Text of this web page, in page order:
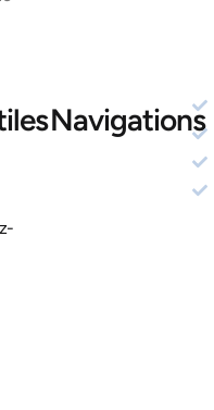
Navigations